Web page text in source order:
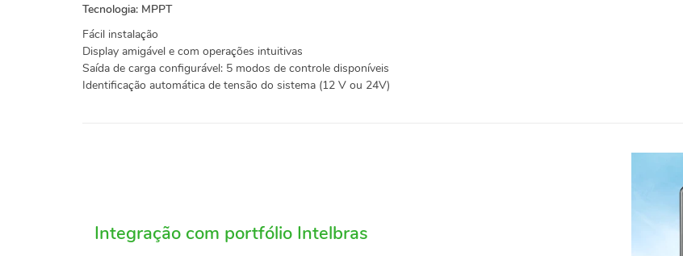
Tecnologia: MPPT
Fácil instalação
Display amigável e com operações intuitivas
Saída de carga configurável: 5 modos de controle disponíveis
Identificação automática de tensão do sistema (12 V ou 24V)
Integração com portfólio Intelbras